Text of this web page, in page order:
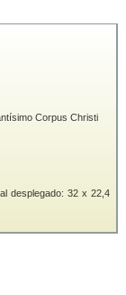
Corpus Christi
desplegado: 32 x 22,4